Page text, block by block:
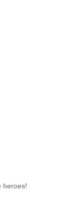
heroes!